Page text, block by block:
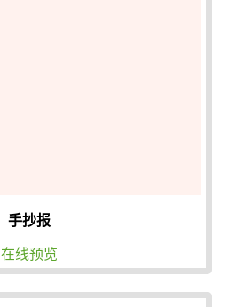
手抄报
在线预览